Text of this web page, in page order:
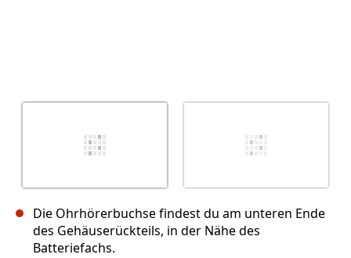
Die Ohrhörerbuchse findest du am unteren Ende
des Gehäuserückteils, in der Nähe des
Batteriefachs.